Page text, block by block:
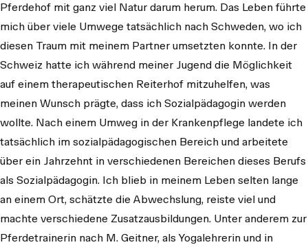
Pferdehof mit ganz viel Natur darum herum. Das Leben führte
mich über viele Umwege tatsächlich nach Schweden, wo ich
diesen Traum mit meinem Partner umsetzten konnte. In der
Schweiz hatte ich während meiner Jugend die Möglichkeit
auf einem therapeutischen Reiterhof mitzuhelfen, was
meinen Wunsch prägte, dass ich Sozialpädagogin werden
wollte. Nach einem Umweg in der Krankenpflege landete ich
tatsächlich im sozialpädagogischen Bereich und arbeitete
über ein Jahrzehnt in verschiedenen Bereichen dieses Berufs
als Sozialpädagogin. Ich blieb in meinem Leben selten lange
an einem Ort, schätzte die Abwechslung, reiste viel und
machte verschiedene Zusatzausbildungen. Unter anderem zur
Pferdetrainerin nach M. Geitner, als Yogalehrerin und in